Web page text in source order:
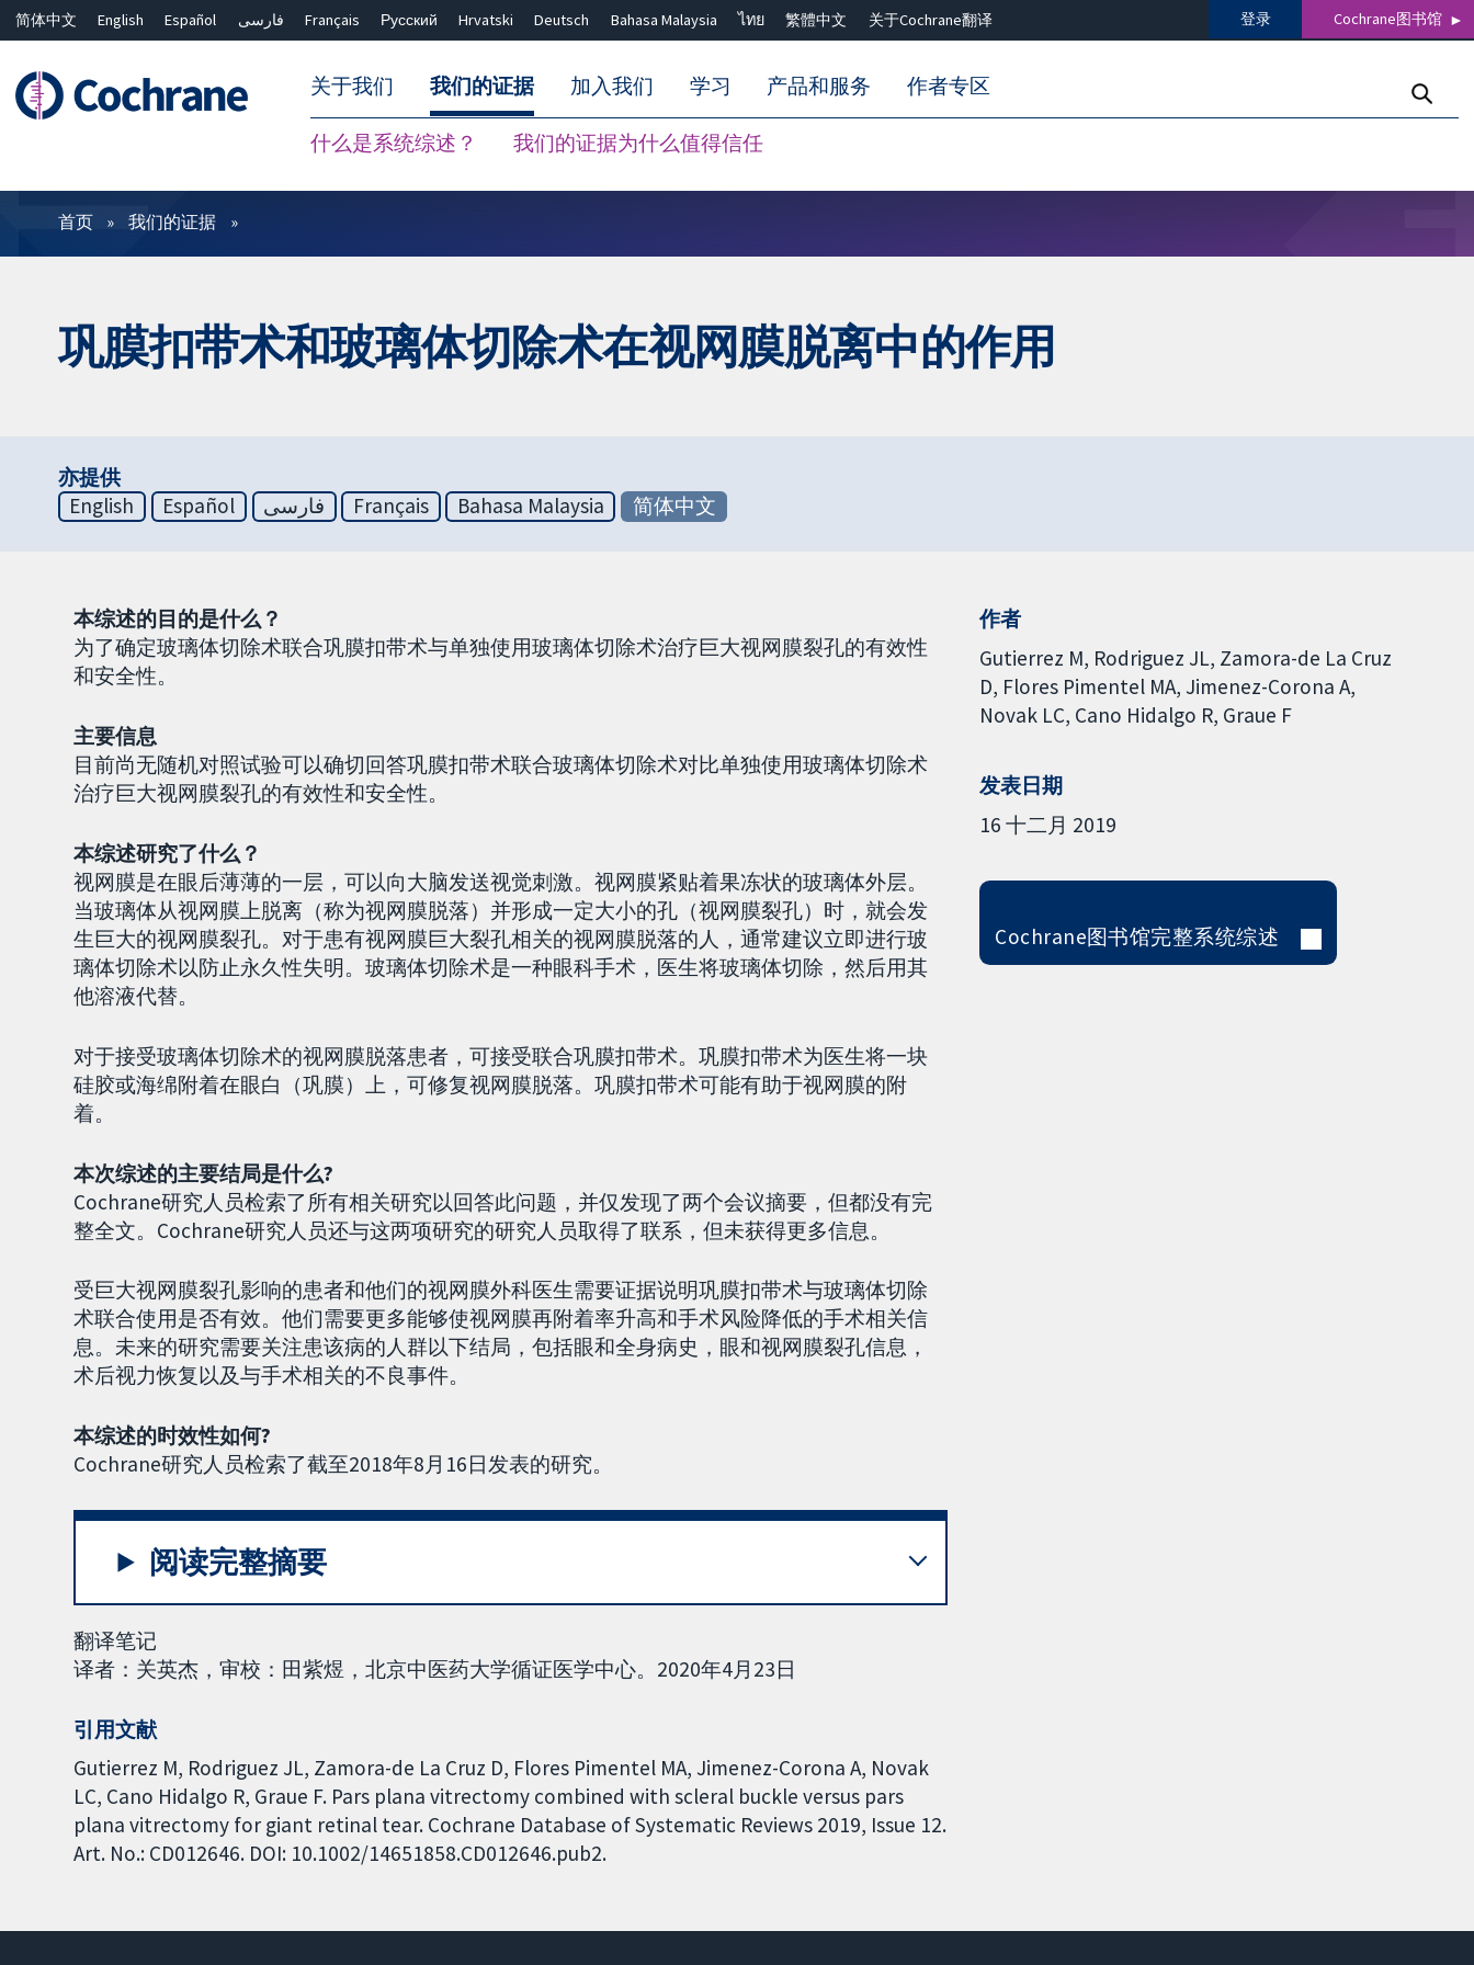
简体中文 English Español فارسی Français Русский Hrvatski Deutsch Bahasa Malaysia ไทย 繁體中文 关于Cochrane翻译 登录 Cochrane图书馆
关于我们 我们的证据
什么是系统综述？ 我们的证据为什么值得信任
加入我们 学习 产品和服务 作者专区
过滤
首页 我们的证据
巩膜扣带术和玻璃体切除术在视网膜脱离中的作用
亦提供
English
Español فارسی Français Bahasa Malaysia 简体中文
本综述的目的是什么？
为了确定玻璃体切除术联合巩膜扣带术与单独使用玻璃体切除术治疗巨大视网膜裂孔的有效性
和安全性。
主要信息
目前尚无随机对照试验可以确切回答巩膜扣带术联合玻璃体切除术对比单独使用玻璃体切除术
治疗巨大视网膜裂孔的有效性和安全性。
本综述研究了什么？
视网膜是在眼后薄薄的一层，可以向大脑发送视觉刺激。视网膜紧贴着果冻状的玻璃体外层。
当玻璃体从视网膜上脱离（称为视网膜脱落）并形成一定大小的孔（视网膜裂孔）时，就会发
生巨大的视网膜裂孔。对于患有视网膜巨大裂孔相关的视网膜脱落的人，通常建议立即进行玻
璃体切除术以防止永久性失明。玻璃体切除术是一种眼科手术，医生将玻璃体切除，然后用其
他溶液代替。
对于接受玻璃体切除术的视网膜脱落患者，可接受联合巩膜扣带术。巩膜扣带术为医生将一块
硅胶或海绵附着在眼白（巩膜）上，可修复视网膜脱落。巩膜扣带术可能有助于视网膜的附
着。
本次综述的主要结局是什么?
Cochrane研究人员检索了所有相关研究以回答此问题，并仅发现了两个会议摘要，但都没有完
整全文。Cochrane研究人员还与这两项研究的研究人员取得了联系，但未获得更多信息。
受巨大视网膜裂孔影响的患者和他们的视网膜外科医生需要证据说明巩膜扣带术与玻璃体切除
术联合使用是否有效。他们需要更多能够使视网膜再附着率升高和手术风险降低的手术相关信
息。未来的研究需要关注患该病的人群以下结局，包括眼和全身病史，眼和视网膜裂孔信息，
术后视力恢复以及与手术相关的不良事件。
本综述的时效性如何?
Cochrane研究人员检索了截至2018年8月16日发表的研究。
阅读完整摘要
翻译笔记
译者：关英杰，审校：田紫煜，北京中医药大学循证医学中心。2020年4月23日
引用文献
Gutierrez M, Rodriguez JL, Zamora-de La Cruz D, Flores Pimentel MA, Jimenez-Corona A, Novak
LC, Cano Hidalgo R, Graue F. Pars plana vitrectomy combined with scleral buckle versus pars
plana vitrectomy for giant retinal tear. Cochrane Database of Systematic Reviews 2019, Issue 12.
Art. No.: CD012646. DOI: 10.1002/14651858.CD012646.pub2.
作者
Gutierrez M Rodriguez JL Zamora-de La Cruz
D Flores Pimentel MA Jimenez-Corona A
Novak LC Cano Hidalgo R Graue F
发表日期
16 十二月 2019
Cochrane图书馆完整系统综述